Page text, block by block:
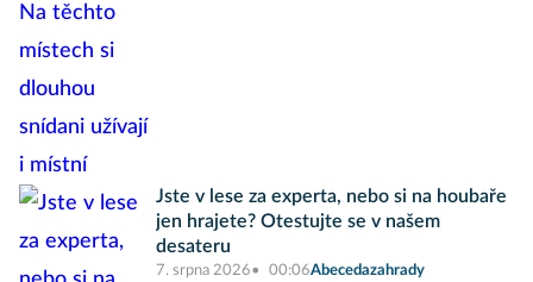
Jste v lese za experta, nebo si na houbaře
jen hrajete? Otestujte se v našem
desateru
7. srpna 2026 00:06Abecedazahrady